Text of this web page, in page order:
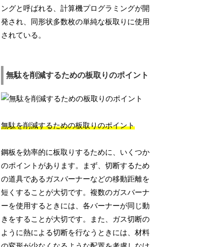
ングと呼ばれる、計算機プログラミングが開
発され、同形状多数枚の単純な板取りに使用
されている。
無駄を削減するための板取りのポイント
無駄を削減するための板取りのポイント
鋼板を効率的に板取りするために、いくつか
のポイントがあります。まず、切断するため
の道具であるガスバーナーなどの移動距離を
短くすることが大切です。複数のガスバーナ
ーを使用するときには、各バーナーが同じ動
きをすることが大切です。また、ガス切断の
ように熱による切断を行なうときには、材料